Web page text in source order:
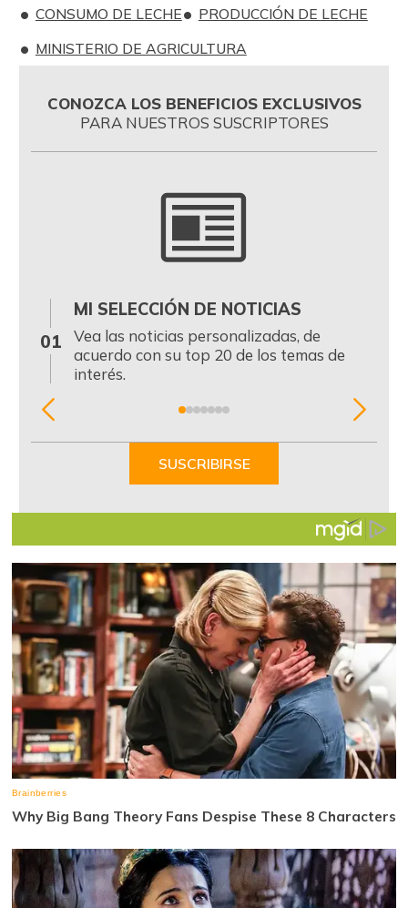
CONSUMO DE LECHE
PRODUCCIÓN DE LECHE
MINISTERIO DE AGRICULTURA
CONOZCA LOS BENEFICIOS EXCLUSIVOS
PARA NUESTROS SUSCRIPTORES
01
MI SELECCIÓN DE NOTICIAS
Vea las noticias personalizadas, de
acuerdo con su top 20 de los temas de
interés.
Item
SUSCRIBIRSE